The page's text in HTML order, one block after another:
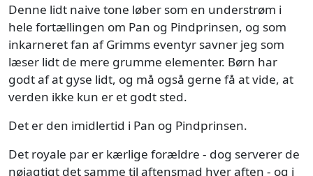
Denne lidt naive tone løber som en understrøm i
hele fortællingen om Pan og Pindprinsen, og som
inkarneret fan af Grimms eventyr savner jeg som
læser lidt de mere grumme elementer. Børn har
godt af at gyse lidt, og må også gerne få at vide, at
verden ikke kun er et godt sted.
Det er den imidlertid i Pan og Pindprinsen.
Det royale par er kærlige forældre - dog serverer de
nøjagtigt det samme til aftensmad hver aften - og i